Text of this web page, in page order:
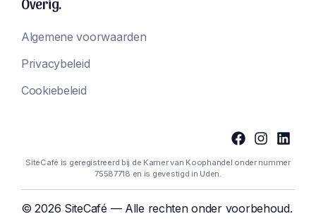
Algemene voorwaarden
Privacybeleid
Cookiebeleid
SiteCafé is geregistreerd bij de Kamer van Koophandel onder nummer
75587718 en is gevestigd in Uden.
© 2026 SiteCafé — Alle rechten onder voorbehoud.